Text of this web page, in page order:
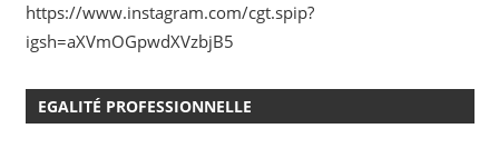
https://www.instagram.com/cgt.spip?
igsh=aXVmOGpwdXVzbjB5
EGALITÉ PROFESSIONNELLE